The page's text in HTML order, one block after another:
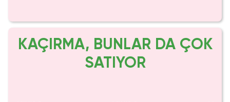
KAÇIRMA, BUNLAR DA ÇOK
SATIYOR